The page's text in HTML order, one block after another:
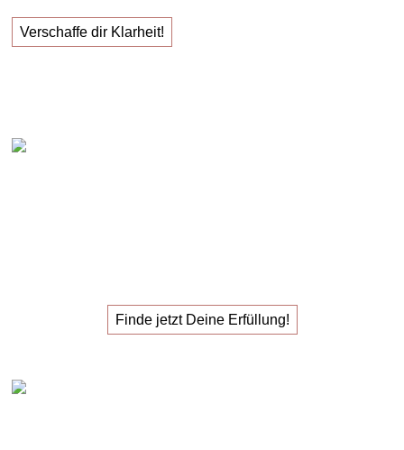
Verschaffe dir Klarheit!
Finde jetzt Deine Erfüllung!